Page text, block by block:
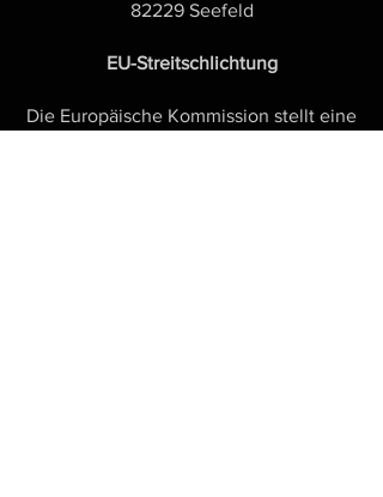
82229 Seefeld
EU-Streitschlichtung
Die Europäische Kommission stellt eine